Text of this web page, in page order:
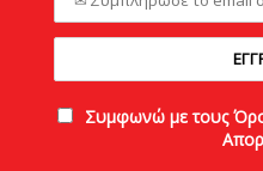
Συμφωνώ με τους